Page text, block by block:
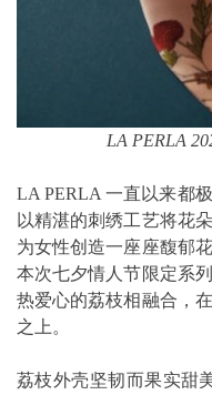
LA PERLA
LA PERLA 一直以来都
以精湛的刺绣工艺将花
为女性创造一座座馥郁
本次七夕情人节限定系
热爱心的荔枝相融合，
之上。
荔枝外壳坚韧而果实甜